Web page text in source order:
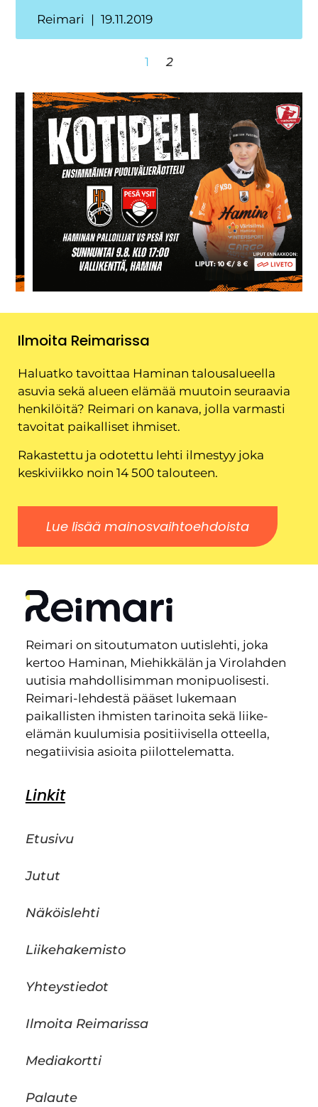
Reimari 19.11.2019
1 2
Ilmoita Reimarissa
Haluatko tavoittaa Haminan talousalueella
asuvia sekä alueen elämää muutoin seuraavia
henkilöitä? Reimari on kanava, jolla varmasti
tavoitat paikalliset ihmiset.
Rakastettu ja odotettu lehti ilmestyy joka
keskiviikko noin 14 500 talouteen.
Lue lisää mainosvaihtoehdoista
Reimari on sitoutumaton uutislehti, joka
kertoo Haminan, Miehikkälän ja Virolahden
uutisia mahdollisimman monipuolisesti.
Reimari-lehdestä pääset lukemaan
paikallisten ihmisten tarinoita sekä liike-
elämän kuulumisia positiivisella otteella,
negatiivisia asioita piilottelematta.
Linkit
Etusivu
Jutut
Näköislehti
Liikehakemisto
Yhteystiedot
Ilmoita Reimarissa
Mediakortti
Palaute